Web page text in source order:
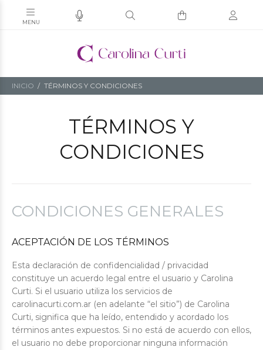
INICIO TÉRMINOS Y CONDICIONES
TÉRMINOS Y
CONDICIONES
CONDICIONES GENERALES
ACEPTACIÓN DE LOS TÉRMINOS
Esta declaración de confidencialidad / privacidad
constituye un acuerdo legal entre el usuario y Carolina
Curti. Si el usuario utiliza los servicios de
carolinacurti.com.ar (en adelante “el sitio”) de Carolina
Curti, significa que ha leído, entendido y acordado los
términos antes expuestos. Si no está de acuerdo con ellos,
el usuario no debe proporcionar ninguna información